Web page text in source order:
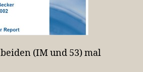
(IM und 53) mal